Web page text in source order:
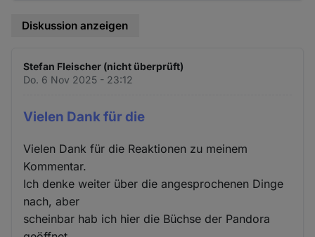
Diskussion anzeigen
Stefan Fleischer (nicht überprüft)
Do. 6 Nov 2025 - 23:12
Vielen Dank für die
Vielen Dank für die Reaktionen zu meinem
Kommentar.
Ich denke weiter über die angesprochenen Dinge
nach, aber
scheinbar hab ich hier die Büchse der Pandora